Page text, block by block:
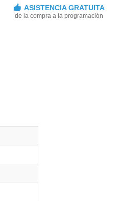
ASISTENCIA GRATUITA
de la compra a la programación